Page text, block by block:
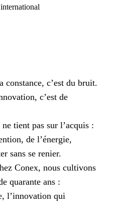
constance, c’est du bruit.
c’est de
tient pas sur l’acquis :
de l’énergie,
sans se renier.
Conex, nous cultivons
quarante ans :
l’innovation qui